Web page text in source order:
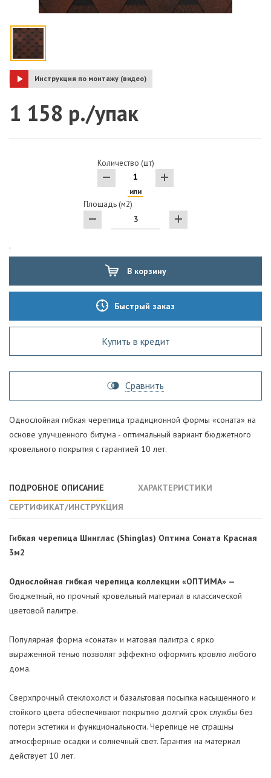
Инструкция по монтажу (видео)
1 158 р./упак
Количество (шт)
или
Площадь (м2)
'
В корзину
Быстрый заказ
Купить в кредит
Сравнить
Однослойная гибкая черепица традиционной формы «соната» на
основе улучшенного битума - оптимальный вариант бюджетного
кровельного покрытия с гарантией 10 лет.
ПОДРОБНОЕ ОПИСАНИЕ
ХАРАКТЕРИСТИКИ
СЕРТИФИКАТ/ИНСТРУКЦИЯ
Гибкая черепица Шинглас (Shinglas) Оптима Соната Красная
3м2
Однослойная гибкая черепица коллекции «ОПТИМА» —
бюджетный, но прочный кровельный материал в классической
цветовой палитре.
Популярная форма «соната» и матовая палитра с ярко
выраженной тенью позволят эффектно оформить кровлю любого
дома.
Сверхпрочный стеклохолст и базальтовая посыпка насыщенного и
стойкого цвета обеспечивают покрытию долгий срок службы без
потери эстетики и функциональности. Черепице не страшны
атмосферные осадки и солнечный свет. Гарантия на материал
действует 10 лет.